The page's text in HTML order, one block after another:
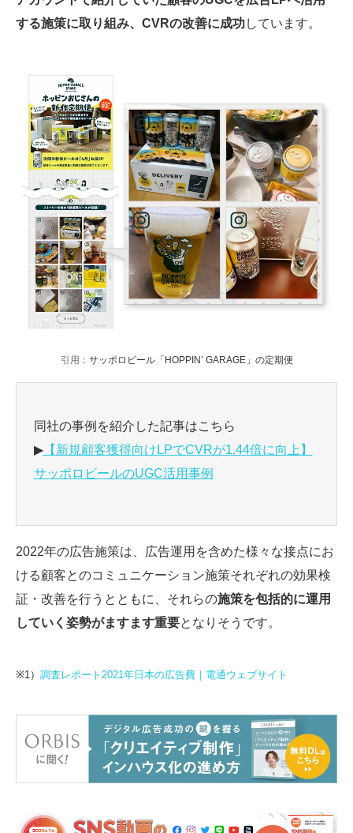
する施策に取り組み、CVRの改善に成功しています。
引用： サッポロビール「HOPPIN’ GARAGE」の定期便
同社の事例を紹介した記事はこちら
▶【新規顧客獲得向けLPでCVRが1.44倍に向上】
サッポロビールのUGC活用事例
2022年の広告施策は、広告運用を含めた様々な接点にお
ける顧客とのコミュニケーション施策それぞれの効果検
証・改善を行うとともに、それらの施策を包括的に運用
していく姿勢がますます重要となりそうです。
※1） 調査レポート2021年日本の広告費｜電通ウェブサイト